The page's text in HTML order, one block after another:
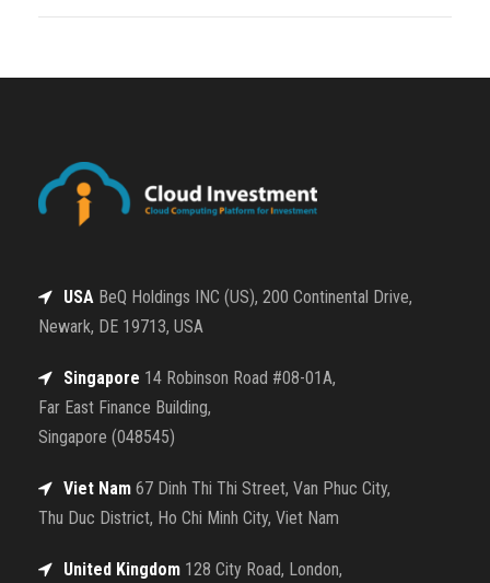
USA BeQ Holdings INC (US), 200 Continental Drive,
Newark, DE 19713, USA
Singapore 14 Robinson Road #08-01A,
Far East Finance Building,
Singapore (048545)
Viet Nam 67 Dinh Thi Thi Street, Van Phuc City,
Thu Duc District, Ho Chi Minh City, Viet Nam
United Kingdom 128 City Road, London,